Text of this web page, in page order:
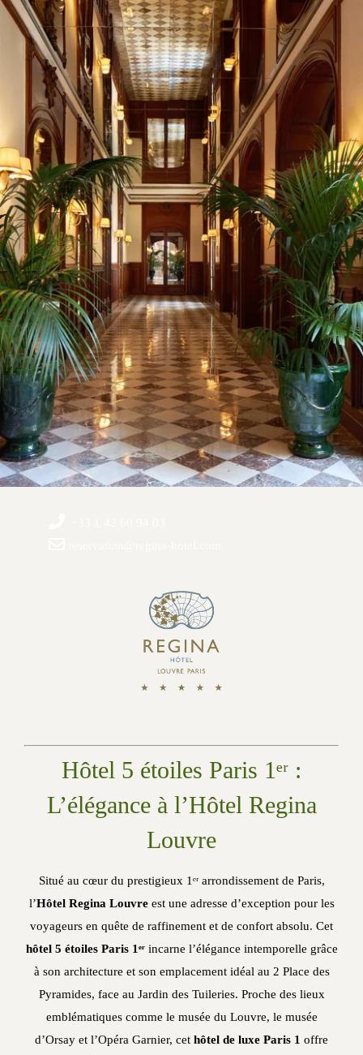
Hôtel 5 étoiles Paris 1ᵉʳ :
L’élégance à l’Hôtel Regina
Louvre
Situé au cœur du prestigieux 1ᵉʳ arrondissement de Paris,
l’Hôtel Regina Louvreest une adresse d’exception pour les
voyageurs en quête de raffinement et de confort absolu. Cet
hôtel 5 étoiles Paris 1ᵉʳincarne l’élégance intemporelle grâce
à son architecture et son emplacement idéal au 2 Place des
Pyramides, face au Jardin des Tuileries. Proche des lieux
emblématiques comme le musée du Louvre, le musée
d’Orsay et l’Opéra Garnier, cet hôtel de luxe Paris 1 offre